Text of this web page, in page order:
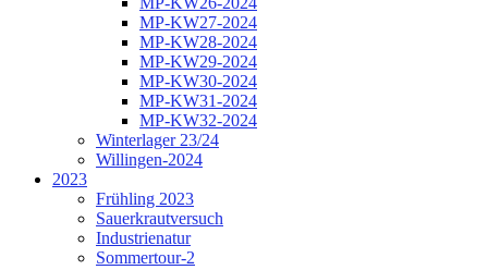
MP-KW27-2024
MP-KW28-2024
MP-KW29-2024
MP-KW30-2024
MP-KW31-2024
MP-KW32-2024
Winterlager 23/24
Willingen-2024
2023
Frühling 2023
Sauerkrautversuch
Industrienatur
Sommertour-2